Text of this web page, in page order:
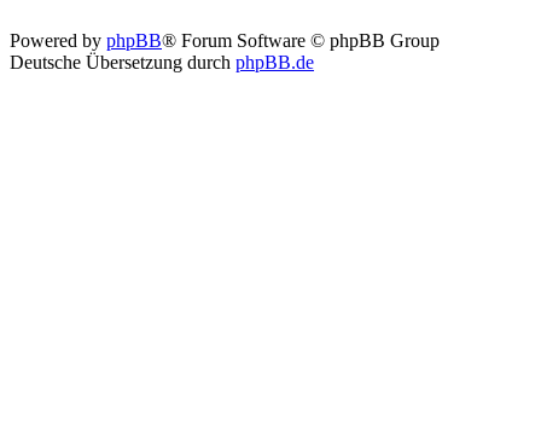
Powered by phpBB® Forum Software © phpBB Group
Deutsche Übersetzung durch phpBB.de